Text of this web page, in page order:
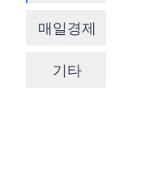
매일경제
기타